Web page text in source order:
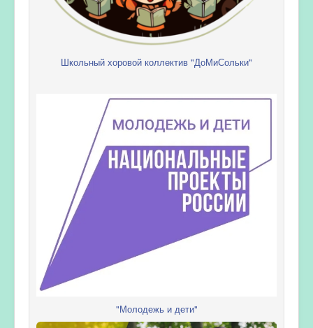
Школьный хоровой коллектив "ДоМиСольки"
"Молодежь и дети"